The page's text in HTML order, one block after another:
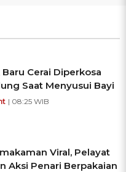
Cerai Diperkosa
Saat Menyusui Bayi
| 08:25 WIB
Viral, Pelayat
Aksi Penari Berpakaian